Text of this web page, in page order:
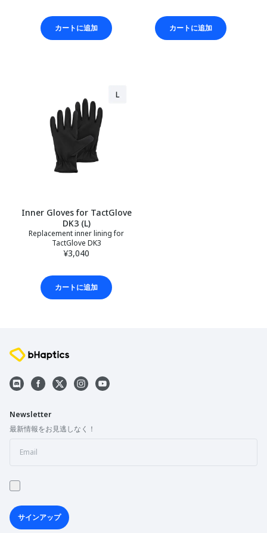
カートに追加 カートに追加
Inner Gloves for TactGlove
DK3 (L)
Replacement inner lining for
TactGlove DK3
¥3,040
カートに追加
Newsletter
最新情報をお見逃しなく！
サインアップ